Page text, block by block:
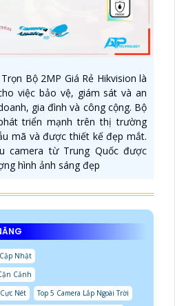
Bộ 2MP Giá Rẻ Hikvision là
việc bảo vệ, giám sát và an
gia đình và công cộng. Bộ
triển mạnh trên thị trường
mã và được thiết kế đẹp mắt.
camera từ Trung Quốc được
hình ảnh sáng đẹp
Nhật
Cảnh
Nét
Top 5 Camera Lắp Ngoài Trời